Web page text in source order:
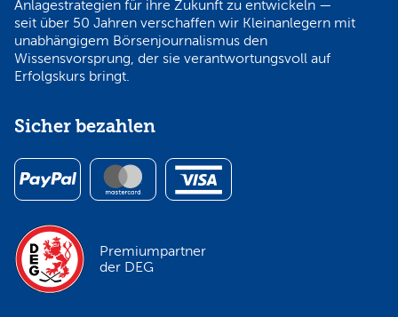
Anlagestrategien für ihre Zukunft zu entwickeln —
seit über 50 Jahren verschaffen wir Kleinanlegern mit
unabhängigem Börsenjournalismus den
Wissensvorsprung, der sie verantwortungsvoll auf
Erfolgskurs bringt.
Sicher bezahlen
Premiumpartner
der DEG